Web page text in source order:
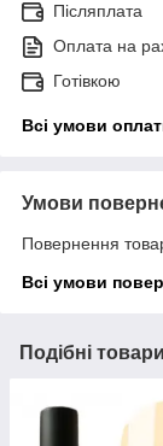
Післяплата
Оплата на
Готівкою
Всі умови
Умови
Повернення
Всі умови
Подібні